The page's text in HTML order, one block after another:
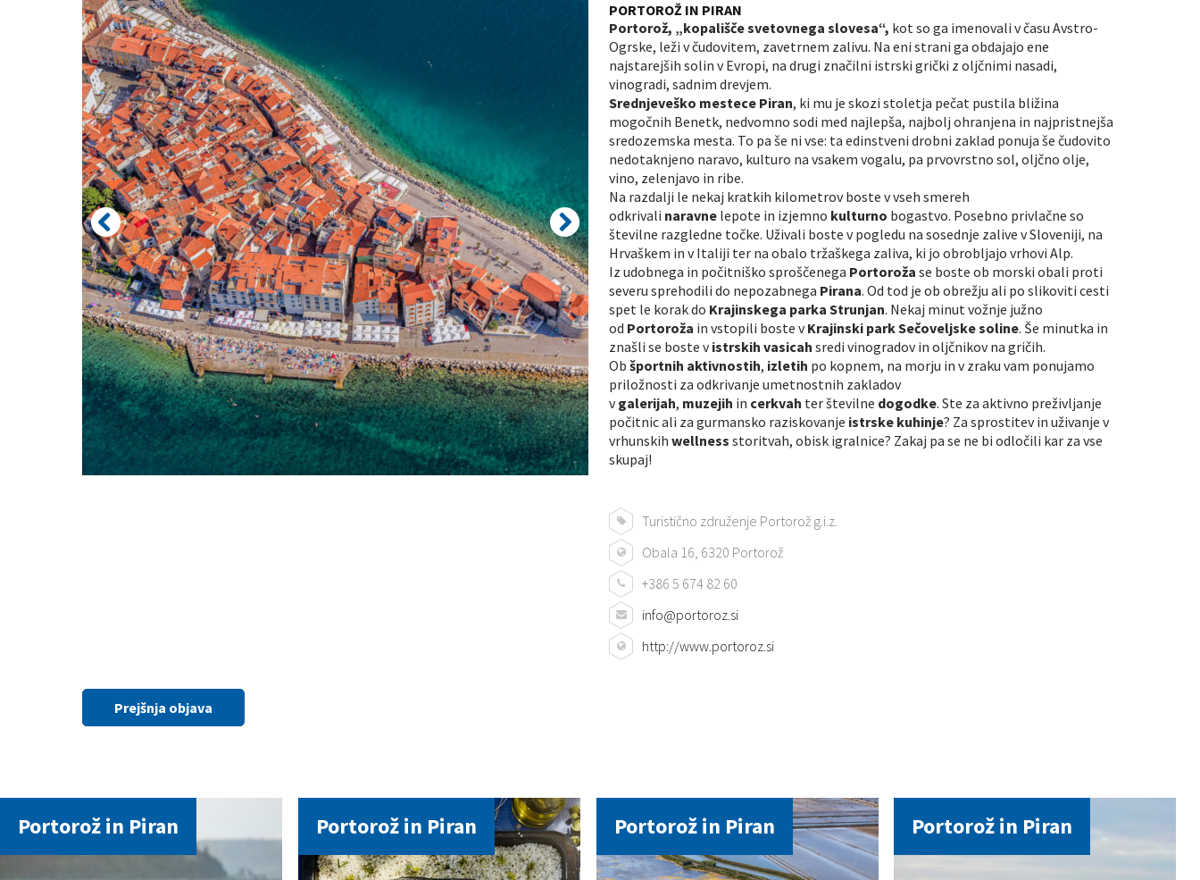
PORTOROŽ IN PIRAN
Portorož, „kopališče svetovnega slovesa“, kot so ga imenovali v času Avstro-
Ogrske, leži v čudovitem, zavetrnem zalivu. Na eni strani ga obdajajo ene
najstarejših solin v Evropi, na drugi značilni istrski grički z oljčnimi nasadi,
vinogradi, sadnim drevjem.
Srednjeveško mestece Piran, ki mu je skozi stoletja pečat pustila bližina
mogočnih Benetk, nedvomno sodi med najlepša, najbolj ohranjena in najpristnejša
sredozemska mesta. To pa še ni vse: ta edinstveni drobni zaklad ponuja še čudovito
nedotaknjeno naravo, kulturo na vsakem vogalu, pa prvovrstno sol, oljčno olje,
vino, zelenjavo in ribe.
Na razdalji le nekaj kratkih kilometrov boste v vseh smereh
odkrivali naravne lepote in izjemno kulturno bogastvo. Posebno privlačne so
številne razgledne točke. Uživali boste v pogledu na sosednje zalive v Sloveniji, na
Hrvaškem in v Italiji ter na obalo tržaškega zaliva, ki jo obrobljajo vrhovi Alp.
Iz udobnega in počitniško sproščenega Portoroža se boste ob morski obali proti
severu sprehodili do nepozabnega Pirana. Od tod je ob obrežju ali po slikoviti cesti
spet le korak do Krajinskega parka Strunjan. Nekaj minut vožnje južno
od Portoroža in vstopili boste vKrajinski park Sečoveljske soline. Še minutka in
znašli se boste vistrskih vasicah sredi vinogradov in oljčnikov na gričih.
Obšportnih aktivnostih, izletih po kopnem, na morju in v zraku vam ponujamo
priložnosti za odkrivanje umetnostnih zakladov
vgalerijah, muzejih in cerkvah ter številne dogodke. Ste za aktivno preživljanje
počitnic ali za gurmansko raziskovanje istrske kuhinje? Za sprostitev in uživanje v
vrhunskihwellness storitvah, obisk igralnice? Zakaj pa se ne bi odločili kar za vse
skupaj!
Turistično združenje Portorož g.i.z.
Obala 16, 6320 Portorož
+386 5 674 82 60
info@portoroz.si
http://www.portoroz.si
Prejšnja objava
Portorož in Piran Portorož in Piran Portorož in Piran Portorož in Piran